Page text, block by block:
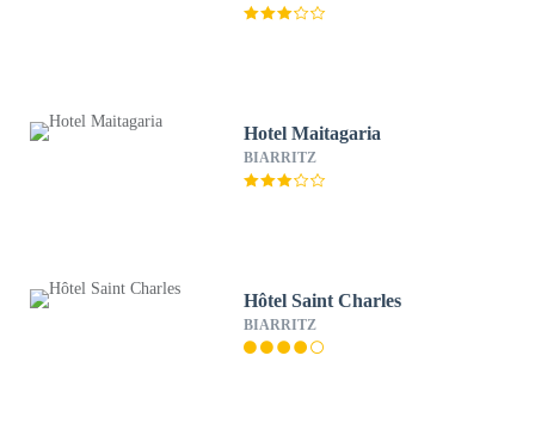
Hotel Maitagaria
BIARRITZ
Hôtel Saint Charles
BIARRITZ